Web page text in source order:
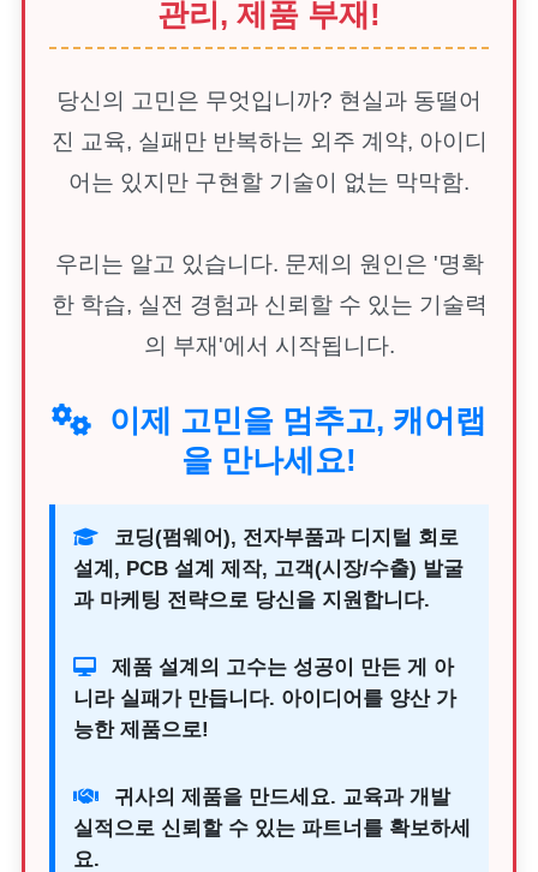
관리, 제품 부재!
당신의 고민은 무엇입니까? 현실과 동떨어
진 교육, 실패만 반복하는 외주 계약, 아이디
어는 있지만 구현할 기술이 없는 막막함.
우리는 알고 있습니다. 문제의 원인은 '명확
한 학습, 실전 경험과 신뢰할 수 있는 기술력
의 부재'에서 시작됩니다.
이제 고민을 멈추고, 캐어랩
을 만나세요!
코딩(펌웨어), 전자부품과 디지털 회로
설계, PCB 설계 제작, 고객(시장/수출) 발굴
과 마케팅 전략으로 당신을 지원합니다.
제품 설계의 고수는 성공이 만든 게 아
니라 실패가 만듭니다. 아이디어를 양산 가
능한 제품으로!
귀사의 제품을 만드세요. 교육과 개발
실적으로 신뢰할 수 있는 파트너를 확보하세
요.